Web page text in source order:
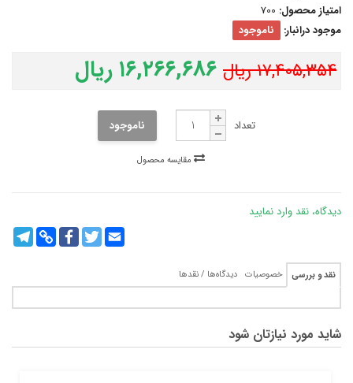
امتیاز محصول: 700
موجود درانبار:
ناموجود
۱۷,۴۰۵,۳۵۴ ریال ۱۶,۲۶۶,۶۸۶ ریال
تعداد ناموجود
دیدگاه، نقد وارد نمایید
Copy
Link
FacebookTwitterEmail
نقد و بررسی خصوصیات دیدگاه‌ها / نقدها
شاید مورد نیازتان شود